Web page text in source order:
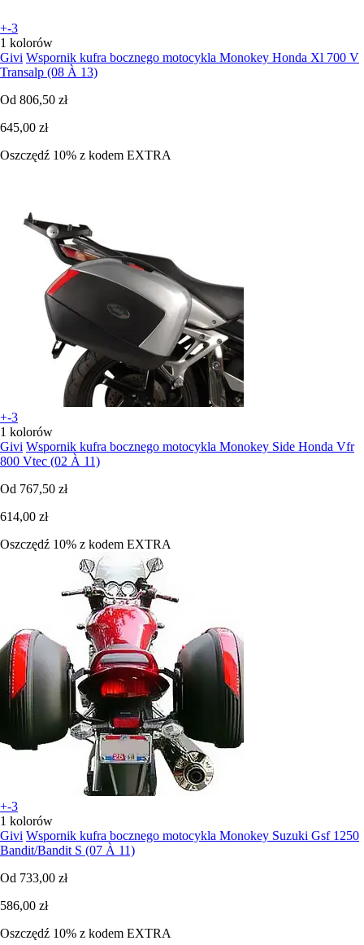
+-3
1 kolorów
Givi Wspornik kufra bocznego motocykla Monokey Honda Xl 700 V
Transalp (08 À 13)
Od 806,50 zł
645,00 zł
Oszczędź 10% z kodem EXTRA
+-3
1 kolorów
Givi Wspornik kufra bocznego motocykla Monokey Side Honda Vfr
800 Vtec (02 À 11)
Od 767,50 zł
614,00 zł
Oszczędź 10% z kodem EXTRA
+-3
1 kolorów
Givi Wspornik kufra bocznego motocykla Monokey Suzuki Gsf 1250
Bandit/Bandit S (07 À 11)
Od 733,00 zł
586,00 zł
Oszczędź 10% z kodem EXTRA